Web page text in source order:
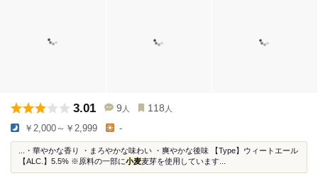
3.01 9 人 118 人
￥2,000～￥2,999 -
...・華やかな香り ・まろやかな味わい ・爽やかな後味 【Type】ウィートエール
【ALC.】5.5% ※原料の一部に小麦麦芽を使用しています...